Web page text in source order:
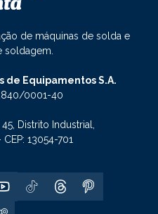
de máquinas de solda e
soldagem.
de Equipamentos S.A.
0001-40
Distrito Industrial,
13054-701